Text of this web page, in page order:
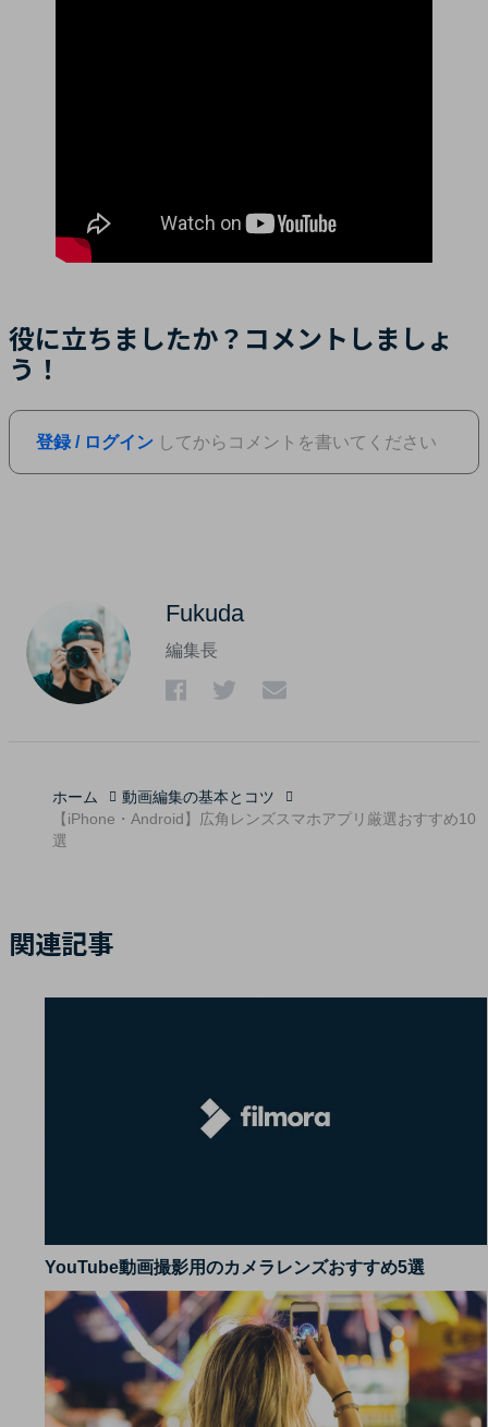
役に立ちましたか？コメントしましょ
う！
登録 / ログイン してからコメントを書いてください
Fukuda
編集長
ホーム
動画編集の基本とコツ
【iPhone・Android】広角レンズスマホアプリ厳選おすすめ10
選
関連記事
YouTube動画撮影用のカメラレンズおすすめ5選